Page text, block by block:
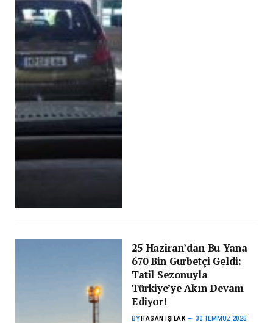
25 Haziran’dan Bu Yana
670 Bin Gurbetçi Geldi:
Tatil Sezonuyla
Türkiye’ye Akın Devam
Ediyor!
BY HASAN IŞILAK 30 TEMMUZ 2025